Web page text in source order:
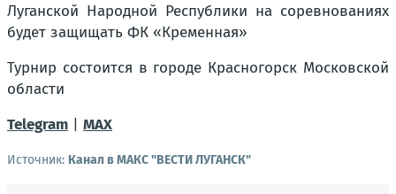
Луганской Народной Республики на соревнованиях
будет защищать ФК «Кременная»
Турнир состоится в городе Красногорск Московской
области
Telegram
MAX
Источник: Канал в МАКС "ВЕСТИ ЛУГАНСК"